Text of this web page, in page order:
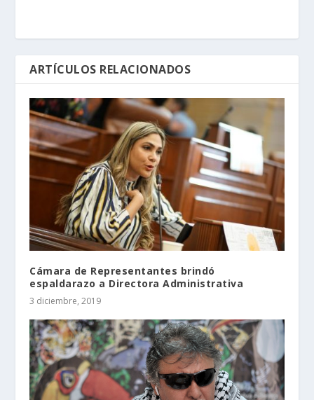
ARTÍCULOS RELACIONADOS
Cámara de Representantes brindó
espaldarazo a Directora Administrativa
3 diciembre, 2019